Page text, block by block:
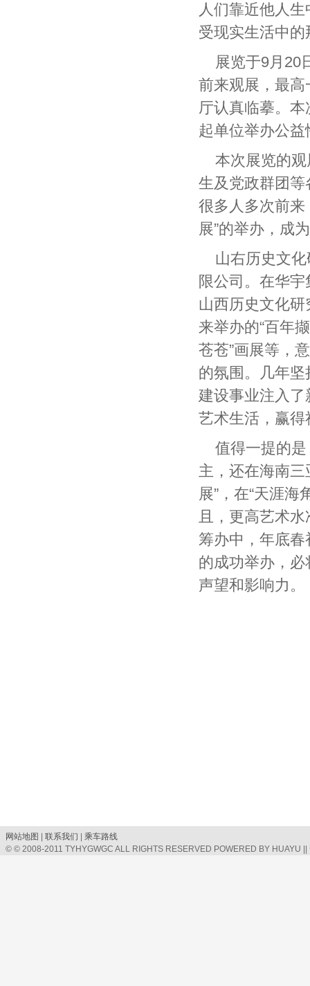
人们靠近他人
受现实生活中
展览于9月20
前来观展，最
厅认真临摹。
起单位举办公
本次展览的
生及党政群团
很多人多次前来
展”的举办，成
山右历史文
限公司。在华
山西历史文化
来举办的“百年
苍苍”画展等，
的氛围。几年
建设事业注入
艺术生活，赢
值得一提的
主，还在海南三
展”，在“天涯
且，更高艺术
筹办中，年底
的成功举办，
声望和影响力。
网站地图 联系我们
乘车路线
© © 2008-2011 TYHYGWGC ALL RIGHTS RESERVED POWERED BY HUAYU